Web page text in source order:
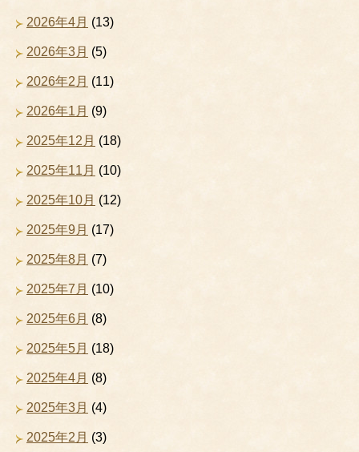
2026年4月 (13)
2026年3月 (5)
2026年2月 (11)
2026年1月 (9)
2025年12月 (18)
2025年11月 (10)
2025年10月 (12)
2025年9月 (17)
2025年8月 (7)
2025年7月 (10)
2025年6月 (8)
2025年5月 (18)
2025年4月 (8)
2025年3月 (4)
2025年2月 (3)